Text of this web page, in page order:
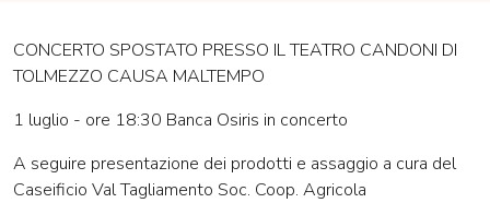
CONCERTO SPOSTATO PRESSO IL TEATRO CANDONI DI
TOLMEZZO CAUSA MALTEMPO
1 luglio - ore 18:30 Banca Osiris in concerto
A seguire presentazione dei prodotti e assaggio a cura del
Caseificio Val Tagliamento Soc. Coop. Agricola